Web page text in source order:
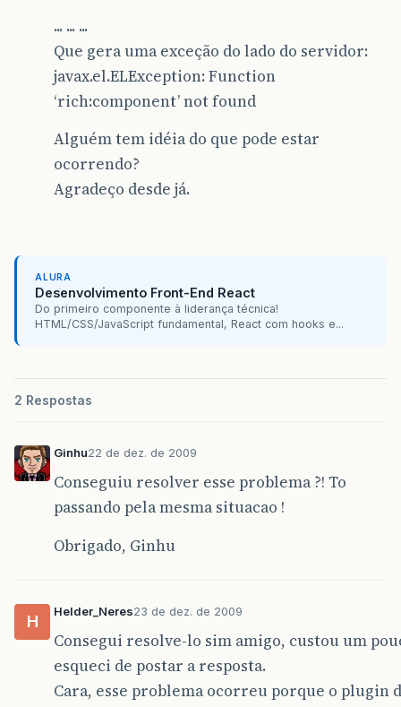
... ... ...
Que gera uma exceção do lado do servidor:
javax.el.ELException: Function
‘rich:component’ not found
Alguém tem idéia do que pode estar
ocorrendo?
Agradeço desde já.
ALURA
Desenvolvimento Front-End React
Do primeiro componente à liderança técnica!
HTML/CSS/JavaScript fundamental, React com hooks e...
2 Respostas
Ginhu22 de dez. de 2009
Conseguiu resolver esse problema ?! To
passando pela mesma situacao !
Obrigado, Ginhu
H
Helder_Neres23 de dez. de 2009
Consegui resolve-lo sim amigo, custou um
esqueci de postar a resposta.
Cara, esse problema ocorreu porque o plugin